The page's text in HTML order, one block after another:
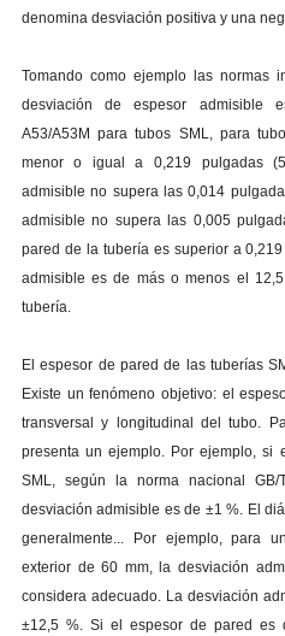
denomina desviación positiva y una
Tomando como ejemplo las normas
desviación de espesor admisible
A53/A53M para tubos SML, para
menor o igual a 0,219 pulgadas
admisible no supera las 0,014
admisible no supera las 0,005
pared de la tubería es superior a
admisible es de más o menos el
tubería.
El espesor de pared de las tuberías
Existe un fenómeno objetivo: el
transversal y longitudinal del tubo.
presenta un ejemplo. Por ejemplo, si
SML, según la norma nacional
desviación admisible es de ±1 %. El
generalmente... Por ejemplo, para
exterior de 60 mm, la desviación
considera adecuado. La desviación
±12,5 %. Si el espesor de pared es